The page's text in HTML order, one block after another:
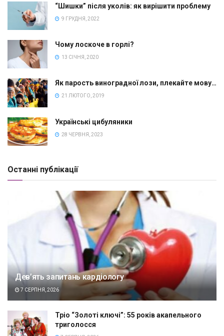
“Шишки” після уколів: як вирішити проблему
9 ГРУДНЯ, 2022
Чому лоскоче в горлі?
13 СІЧНЯ, 2020
Як парость виноградної лози, плекайте мову…
21 ЛЮТОГО, 2019
Українські цибуляники
28 ЧЕРВНЯ, 2023
Останні публікації
Дев’ять запитань кардіологу
7 СЕРПНЯ, 2026
Тріо “Золоті ключі”: 55 років акапельного
триголосся